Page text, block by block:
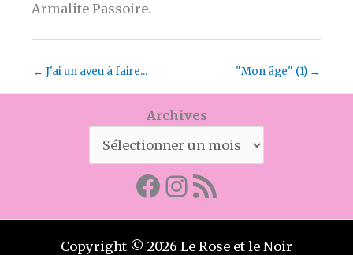
Armalite Passoire.
← J'ai un aveu à faire... "Mon âge" (1) →
Archives
Facebook
Mon instagram
Abonnez-vous par RSS
Copyright © 2026 Le Rose et le Noir